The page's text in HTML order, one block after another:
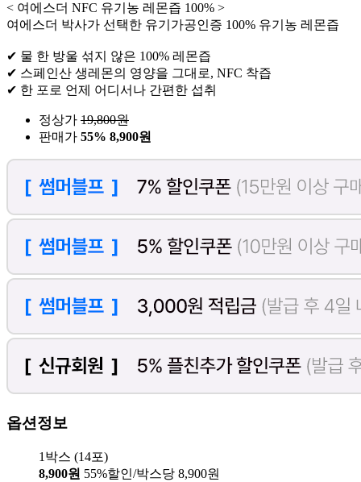
< 여에스더 NFC 유기농 레몬즙 100% >
여에스더 박사가 선택한 유기가공인증 100% 유기농 레몬즙
✔ 물 한 방울 섞지 않은 100% 레몬즙
✔ 스페인산 생레몬의 영양을 그대로, NFC 착즙
✔ 한 포로 언제 어디서나 간편한 섭취
정상가 19,800원
판매가 55% 8,900원
옵션정보
1박스 (14포)
8,900원 55%할인/박스당 8,900원